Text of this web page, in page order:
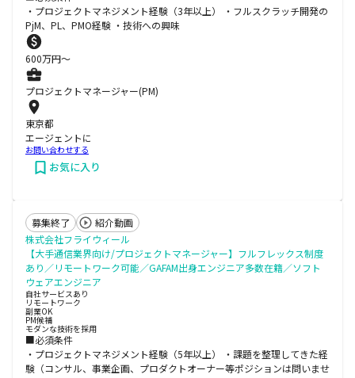
・プロジェクトマネジメント経験（3年以上） ・フルスクラッチ開発の
PjM、PL、PMO経験 ・技術への興味
600万円〜
プロジェクトマネージャー(PM)
東京都
エージェントに
お問い合わせする
お気に入り
募集終了
紹介動画
株式会社フライウィール
【大手通信業界向け/プロジェクトマネージャー】フルフレックス制度
あり／リモートワーク可能／GAFAM出身エンジニア多数在籍／ソフト
ウェアエンジニア
自社サービスあり
リモートワーク
副業OK
PM候補
モダンな技術を採用
■必須条件
・プロジェクトマネジメント経験（5年以上） ・課題を整理してきた経
験（コンサル、事業企画、プロダクトオーナー等ポジションは問いませ